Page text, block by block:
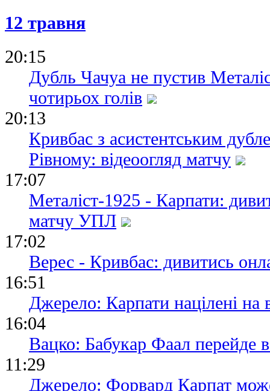
12 травня
20:15
Дубль Чачуа не пустив
чотирьох голів
20:13
Кривбас з асистентським
Рівному: відеоогляд матчу
17:07
Металіст-1925 - Карпати:
матчу УПЛ
17:02
Верес - Кривбас: дивитись
16:51
Джерело: Карпати націлені на
16:04
Вацко: Бабукар Фаал перейде
11:29
Джерело: Форвард Карпат